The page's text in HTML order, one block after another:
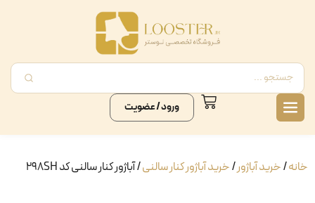
ورود / عضویت
خانه/خرید آباژور/خرید آباژور کنار سالنی/ آباژور کنار سالنی کد 298SH